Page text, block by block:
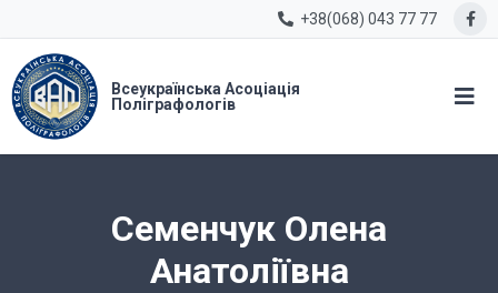
+38(068) 043 77 77
Всеукраїнська Асоціація
Поліграфологів
Семенчук Олена
Анатоліївна